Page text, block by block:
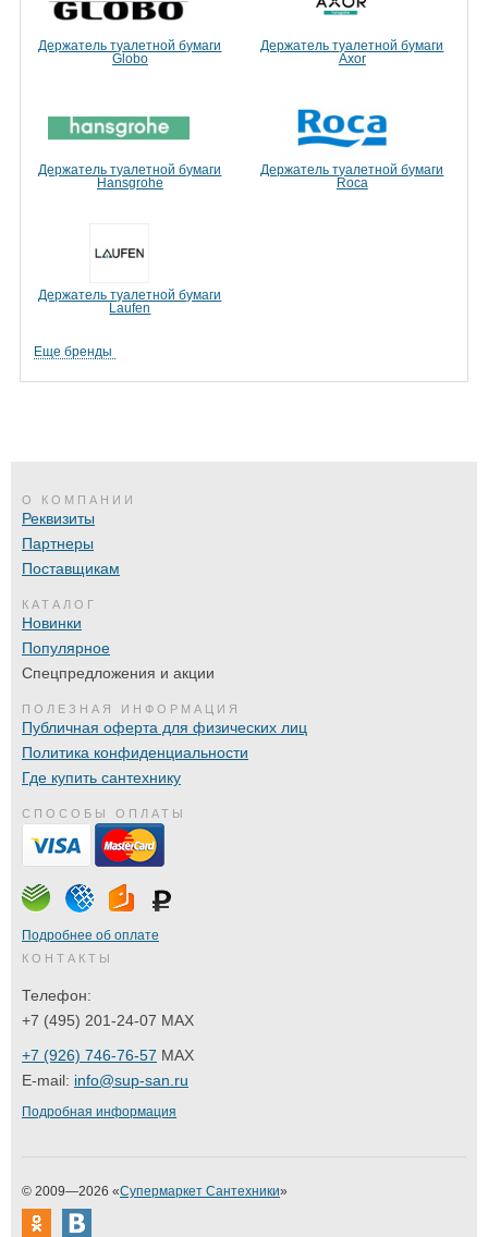
Держатель туалетной бумаги
Globo
Держатель туалетной бумаги
Axor
Держатель туалетной бумаги
Hansgrohe
Держатель туалетной бумаги
Roca
Держатель туалетной бумаги
Laufen
Еще бренды
О КОМПАНИИ
Реквизиты
Партнеры
Поставщикам
КАТАЛОГ
Новинки
Популярное
Спецпредложения и акции
ПОЛЕЗНАЯ ИНФОРМАЦИЯ
Публичная оферта для физических лиц
Политика конфиденциальности
Где купить сантехнику
СПОСОБЫ ОПЛАТЫ
Подробнее об оплате
КОНТАКТЫ
Телефон:
+7 (495) 201-24-07 MAX
+7 (926) 746-76-57 MAX
E-mail: info@sup-san.ru
Подробная информация
© 2009—2026 «Супермаркет Сантехники»